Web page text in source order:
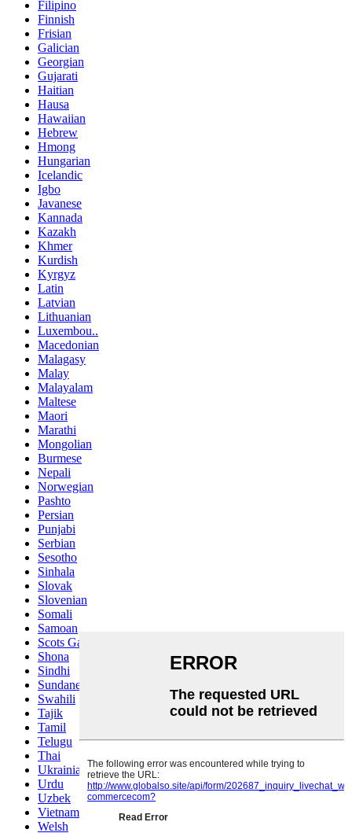
Filipino
Finnish
Frisian
Galician
Georgian
Gujarati
Haitian
Hausa
Hawaiian
Hebrew
Hmong
Hungarian
Icelandic
Igbo
Javanese
Kannada
Kazakh
Khmer
Kurdish
Kyrgyz
Latin
Latvian
Lithuanian
Luxembou..
Macedonian
Malagasy
Malay
Malayalam
Maltese
Maori
Marathi
Mongolian
Burmese
Nepali
Norwegian
Pashto
Persian
Punjabi
Serbian
Sesotho
Sinhala
Slovak
Slovenian
Somali
Samoan
Scots Gaelic
Shona
Sindhi
Sundanese
Swahili
Tajik
Tamil
Telugu
Thai
Ukrainian
Urdu
Uzbek
Vietnamese
Welsh